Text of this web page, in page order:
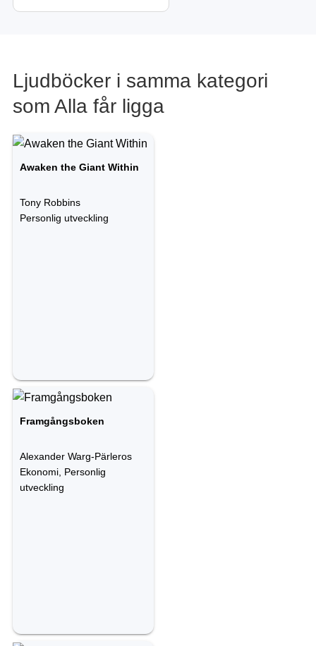
Ljudböcker i samma kategori
som Alla får ligga
Awaken the Giant Within
Tony Robbins
Personlig utveckling
Framgångsboken
Alexander Warg-Pärleros
Ekonomi, Personlig
utveckling